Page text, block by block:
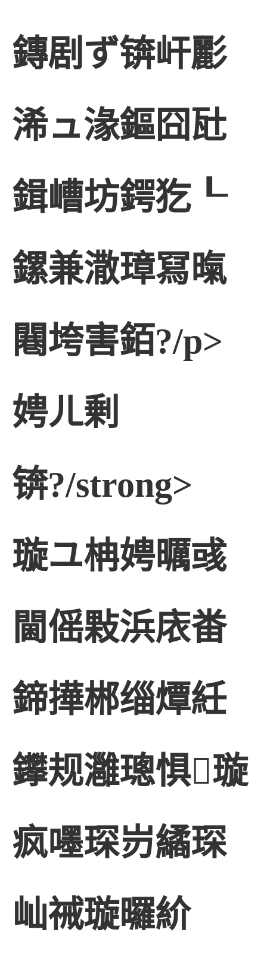
鏄剧ず锛屽彲
浠ュ湪鏂囧瓧
鍓嶆坊鍔犵┖
鏍兼潵璋冩暣
闀垮害銆?/p>
娉ㄦ剰
锛?/strong>
璇ユ柟娉曞彧
閫傜敤浜庡畨
鍗撶郴缁燂紝
鑻规灉璁惧璇
疯嚜琛岃繘琛
屾祴璇曪紒